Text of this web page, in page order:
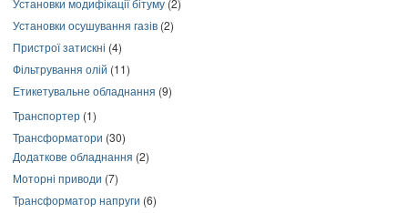
Установки модифікації бітуму (2)
Установки осушування газів (2)
Пристрої затискні (4)
Фільтрування олій (11)
Етикетувальне обладнання (9)
Транспортер (1)
Трансформатори (30)
Додаткове обладнання (2)
Моторні приводи (7)
Трансформатор напруги (6)